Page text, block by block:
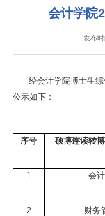
会计学院
发布
经会计学院博士生
公示如下：
序号 硕博连读转
1 会
2 财务